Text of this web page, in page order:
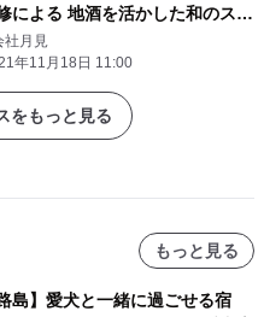
による 地酒を活かした和のスイ
種を11月27日より販売開始 ～
ホテル」オリジナルスイーツ～
社月見
年11月18日 11:00
をもっと見る
もっと見る
島】愛犬と一緒に過ごせる宿